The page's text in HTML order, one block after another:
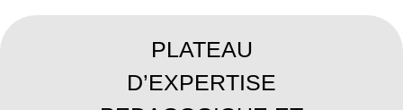
PLATEAU
D’EXPERTISE